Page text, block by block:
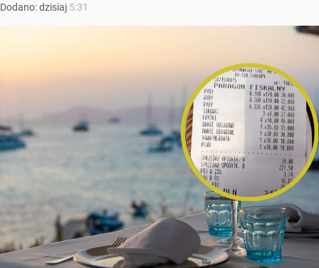
Dodano:dzisiaj 5:31